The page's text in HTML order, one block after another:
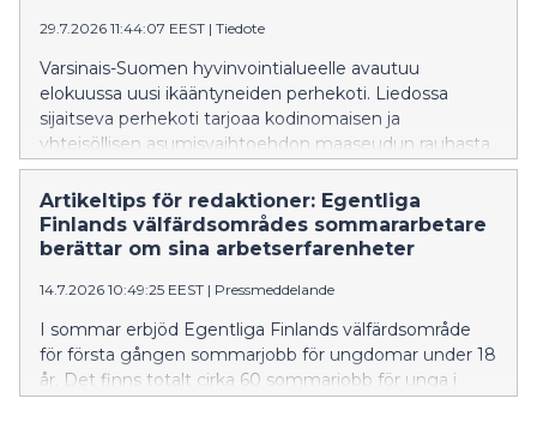
29.7.2026 11:44:07 EEST | Tiedote
Varsinais-Suomen hyvinvointialueelle avautuu
elokuussa uusi ikääntyneiden perhekoti. Liedossa
sijaitseva perhekoti tarjoaa kodinomaisen ja
yhteisöllisen asumisvaihtoehdon maaseudun rauhasta
nauttiville ikäihmisille.
Artikeltips för redaktioner: Egentliga
Finlands välfärdsområdes sommararbetare
berättar om sina arbetserfarenheter
14.7.2026 10:49:25 EEST | Pressmeddelande
I sommar erbjöd Egentliga Finlands välfärdsområde
för första gången sommarjobb för ungdomar under 18
år. Det finns totalt cirka 60 sommarjobb för unga i